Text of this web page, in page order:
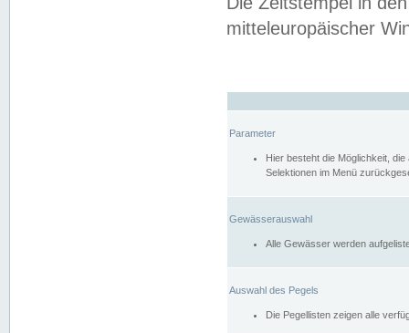
mitteleuropäischer
Parameter
Hier besteht die Möglichkeit,
Selektionen im Menü
Gewässerauswahl
Alle Gewässer werden
Auswahl des Pegels
Die Pegellisten zeigen alle